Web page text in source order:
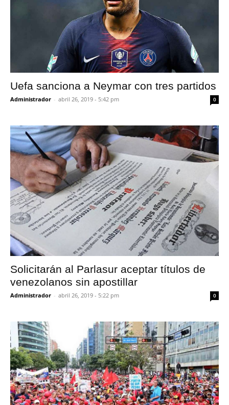
Uefa sanciona a Neymar con tres partidos
Administrador - abril 26, 2019 - 5:42 pm 0
Solicitarán al Parlasur aceptar títulos de
venezolanos sin apostillar
Administrador - abril 26, 2019 - 5:22 pm 0